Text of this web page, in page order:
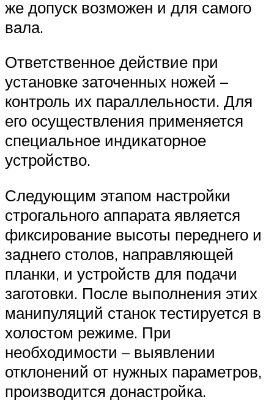
же допуск возможен и для самого
вала.
Ответственное действие при
установке заточенных ножей –
контроль их параллельности. Для
его осуществления применяется
специальное индикаторное
устройство.
Следующим этапом настройки
строгального аппарата является
фиксирование высоты переднего и
заднего столов, направляющей
планки, и устройств для подачи
заготовки. После выполнения этих
манипуляций станок тестируется в
холостом режиме. При
необходимости – выявлении
отклонений от нужных параметров,
производится донастройка.